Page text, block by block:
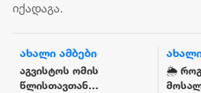
იქადაგა.
ახალი ამბები
აგვისტოს ომის
წლისთავთან
🌦️